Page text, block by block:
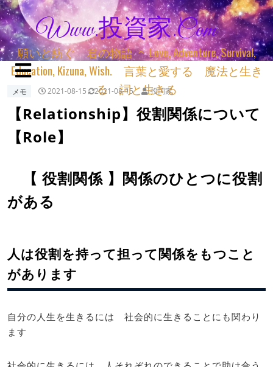
Www.投資家.com
願いと紡ぐ 君の物語 ＊ Love, Adventure, Survival,
Education, Kizuna, Wish. 言葉と愛する 魔法と生き
る 詞と生きる
メモ 2021-08-15 2021-08-15 投詞家
【Relationship】役割関係について
【Role】
【 役割関係 】関係のひとつに役割
がある
人は役割を持って担って関係をもつこと
があります
自分の人生を生きるには 社会的に生きることにも関わり
ます